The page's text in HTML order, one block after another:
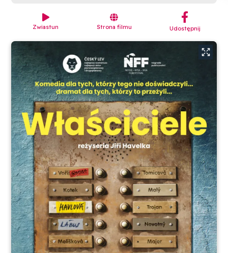

Zwiastun

Strona filmu
︁
Udostępnij